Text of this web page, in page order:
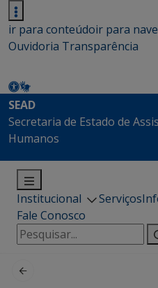
ir para conteúdoir para
Ouvidoria Transparência
SEAD
Secretaria de Estado de
Humanos
Institucional Serviços
Fale Conosco
Pesquisar
por: